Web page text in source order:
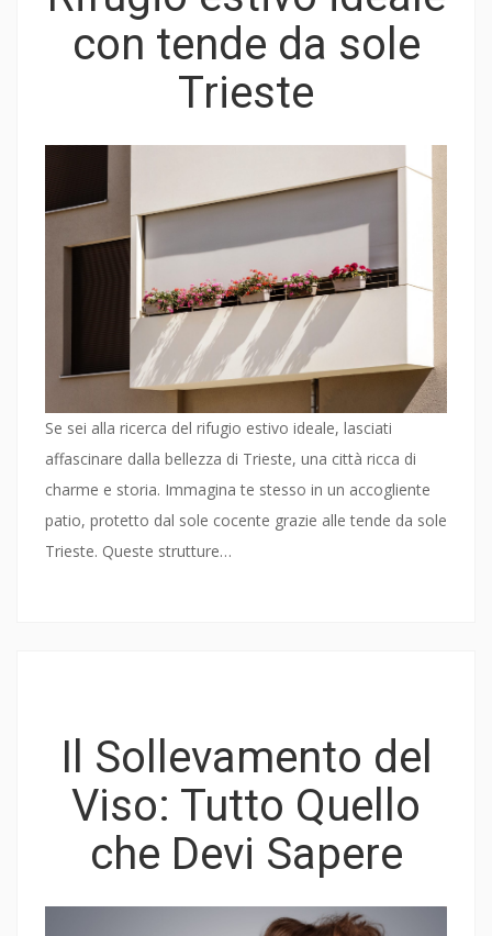
con tende da sole
Trieste
Se sei alla ricerca del rifugio estivo ideale, lasciati
affascinare dalla bellezza di Trieste, una città ricca di
charme e storia. Immagina te stesso in un accogliente
patio, protetto dal sole cocente grazie alle tende da sole
Trieste. Queste strutture…
Il Sollevamento del
Viso: Tutto Quello
che Devi Sapere